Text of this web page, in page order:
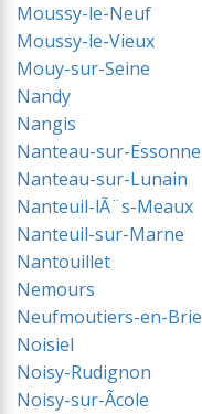
Moussy-le-Neuf
Moussy-le-Vieux
Mouy-sur-Seine
Nandy
Nangis
Nanteau-sur-Essonne
Nanteau-sur-Lunain
Nanteuil-lÃ¨s-Meaux
Nanteuil-sur-Marne
Nantouillet
Nemours
Neufmoutiers-en-Brie
Noisiel
Noisy-Rudignon
Noisy-sur-Ãcole